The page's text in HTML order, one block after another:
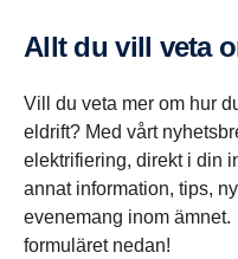
Allt du vill veta
Vill du veta mer om hur
eldrift? Med vårt
elektrifiering, direkt i din
annat information, tips,
evenemang inom
formuläret nedan!